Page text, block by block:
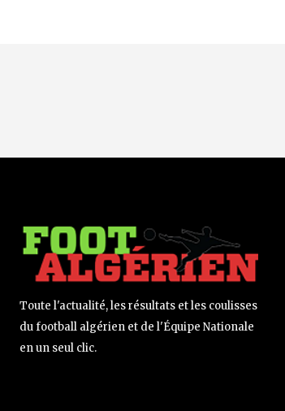
Toute l'actualité, les résultats et les coulisses
du football algérien et de l'Équipe Nationale
en un seul clic.